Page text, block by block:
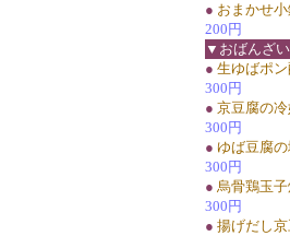
● おまかせ
200円
▼おばんざい
● 生ゆばポ
300円
● 京豆腐の
300円
● ゆば豆腐
300円
● 烏骨鶏玉
300円
● 揚げだし